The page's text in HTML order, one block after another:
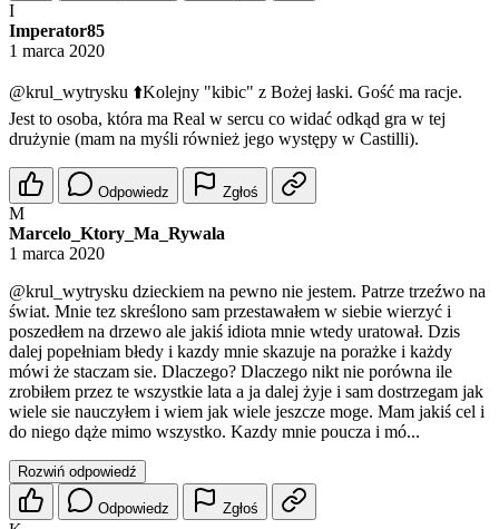
I
Imperator85
1 marca 2020
@krul_wytrysku ⬆️Kolejny "kibic" z Bożej łaski. Gość ma racje.
Jest to osoba, która ma Real w sercu co widać odkąd gra w tej
drużynie (mam na myśli również jego występy w Castilli).
Odpowiedz Zgłoś
M
Marcelo_Ktory_Ma_Rywala
1 marca 2020
@krul_wytrysku dzieckiem na pewno nie jestem. Patrze trzeźwo na
świat. Mnie tez skreślono sam przestawałem w siebie wierzyć i
poszedłem na drzewo ale jakiś idiota mnie wtedy uratował. Dzis
dalej popełniam błedy i kazdy mnie skazuje na porażke i każdy
mówi że staczam sie. Dlaczego? Dlaczego nikt nie porówna ile
zrobiłem przez te wszystkie lata a ja dalej żyje i sam dostrzegam jak
wiele sie nauczyłem i wiem jak wiele jeszcze moge. Mam jakiś cel i
do niego dąże mimo wszystko. Kazdy mnie poucza i mó...
Rozwiń odpowiedź
Odpowiedz Zgłoś